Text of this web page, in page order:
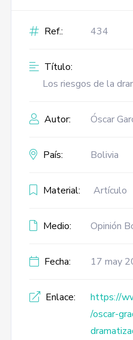
Ref.: 434
Título:
Los riesgos de la
Autor: Óscar
País: Bolivia
Material: Artículo
Medio: Opinión
Fecha: 17 may
Enlace:
https://
/oscar-